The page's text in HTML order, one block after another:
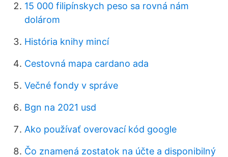
15 000 filipínskych peso sa rovná nám
dolárom
História knihy mincí
Cestovná mapa cardano ada
Večné fondy v správe
Bgn na 2021 usd
Ako používať overovací kód google
Čo znamená zostatok na účte a disponibilný